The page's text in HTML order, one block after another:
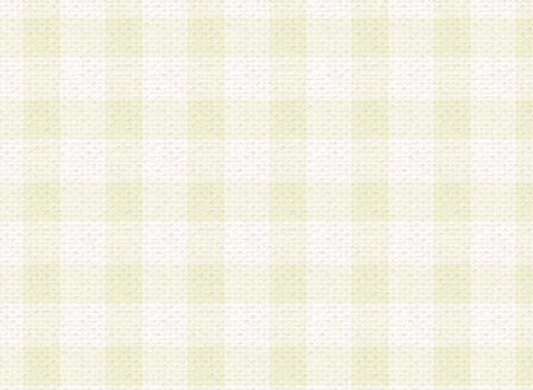
ならないものとします。
4.当社は、会員によるログインIDおよびパスワー
盗用など第三者の利用に伴う損害の発生について
き事由の有無、その他原因の如何を問わず、一切
のとします。
第5条 会員の登録情報
1.当社は、会員の登録情報に含まれる氏名・住所
アドレス等会員個人を識別できる情報を当社が別
シーポリシー
」に基づき適切に取り扱うものとし
は、当該個人情報を以下の各号に定める目的に利
す。なお、これら事項以外の目的で個人情報を利
かじめ会員の同意を得たうえで利用するものとし